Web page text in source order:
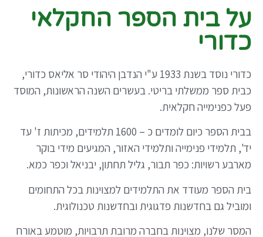
על בית הספר החקלאי
כדורי
כדורי נוסד בשנת 1933 ע"י הנדבן היהודי סר אליאס כדורי,
כבית ספר ממשלתי בריטי. בעשרים השנה הראשונות, המוסד
פעל כפנימייה חקלאית.
בבית הספר כיום לומדים כ – 1600 תלמידים, מכיתות ז' עד
יד', תלמידי פנימייה ותלמידי האזור, המגיעים מידי בוקר
מארבע רשויות: כפר תבור, גליל תחתון, יבניאל וכפר כמא.
בית הספר מעודד את התלמידים למצוינות בכל התחומים
ומוביל גם בחדשנות פדגוגית ובחדשנות טכנולוגית.
המסר שלנו, מצוינות בחברה מרובת תרבויות, מוטמע באורח